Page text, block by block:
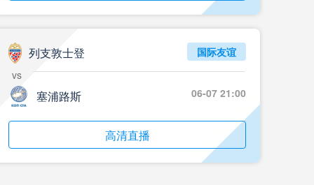
列支敦士登
vs
塞浦路斯
国际友谊
06-07 21:00
高清直播